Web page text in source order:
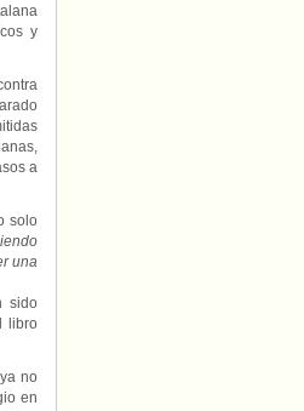
y
a
solo
una
sido
libro
no
en